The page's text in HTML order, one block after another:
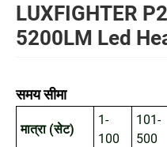
LUXFIGHTER
5200LM Led
समय सीमा
मात्रा (सेट)
1-
100
101-
500